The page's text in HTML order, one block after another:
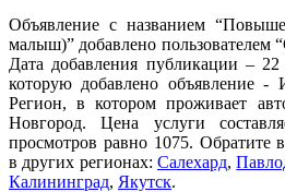
Объявление с названием
малыш)” добавлено пользователем
Дата добавления публикации –
которую добавлено объявление
Регион, в котором проживает
Новгород. Цена услуги
просмотров равно 1075. Обратите
в других регионах: Салехард,
Калининград, Якутск.